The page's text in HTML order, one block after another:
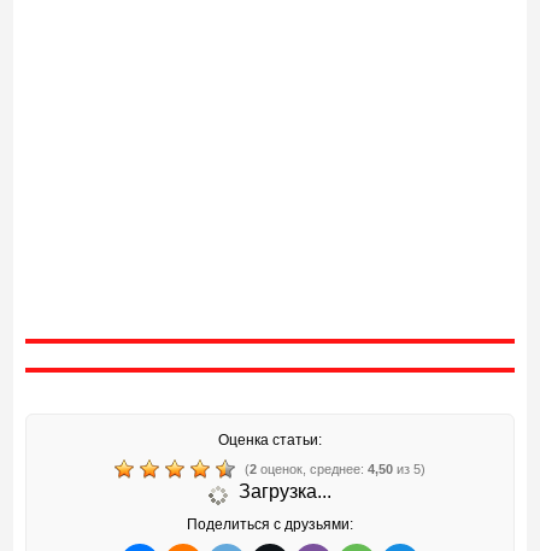
Оценка статьи:
(2 оценок, среднее: 4,50 из 5)
Загрузка...
Поделиться с друзьями: